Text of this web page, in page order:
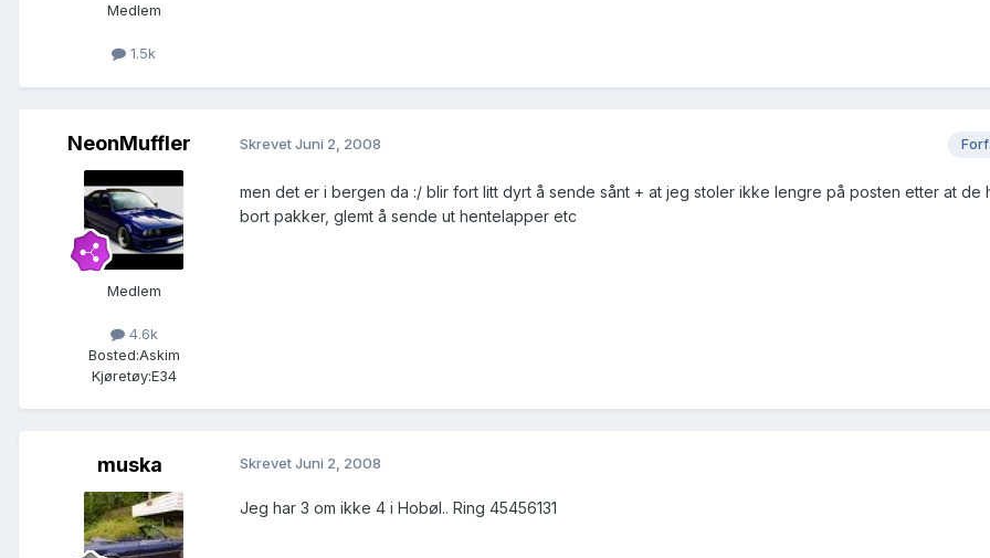
Medlem
1.5k
NeonMuffler
Medlem
4.6k
Bosted:Askim
Kjøretøy:E34
SkrevetJuni 2, 2008
men det er i bergen da :/ blir fort litt dyrt å sende sånt + at jeg stoler ikke lengre på posten etter at de
bort pakker, glemt å sende ut hentelapper etc
muska SkrevetJuni 2, 2008
Jeg har 3 om ikke 4 i Hobøl.. Ring 45456131